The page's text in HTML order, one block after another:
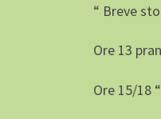
“ Breve
Ore 13
Ore 15/18